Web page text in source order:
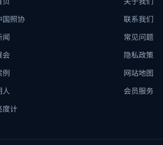
国照协
闻
会
例
人
度计
联系我们
常见问题
隐私政策
网站地图
会员服务